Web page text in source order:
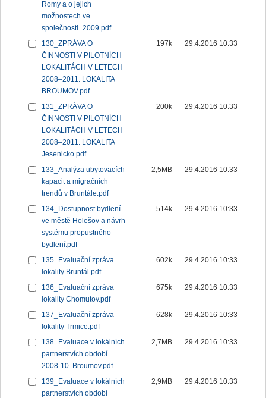
Romy a o jejich
možnostech ve
společnosti_2009.pdf
130_ZPRÁVA O
ČINNOSTI V PILOTNÍCH
LOKALITÁCH V LETECH
2008–2011. LOKALITA
BROUMOV.pdf
197k 29.4.2016 10:33
131_ZPRÁVA O
ČINNOSTI V PILOTNÍCH
LOKALITÁCH V LETECH
2008–2011. LOKALITA
Jesenicko.pdf
200k 29.4.2016 10:33
133_Analýza ubytovacích
kapacit a migračních
trendů v Bruntále.pdf
2,5MB 29.4.2016 10:33
134_Dostupnost bydlení
ve městě Holešov a návrh
systému propustného
bydlení.pdf
514k 29.4.2016 10:33
135_Evaluační zpráva
lokality Bruntál.pdf
602k 29.4.2016 10:33
136_Evaluační zpráva
lokality Chomutov.pdf
675k 29.4.2016 10:33
137_Evaluační zpráva
lokality Trmice.pdf
628k 29.4.2016 10:33
138_Evaluace v lokálních
partnerstvích období
2008-10. Broumov.pdf
2,7MB 29.4.2016 10:33
139_Evaluace v lokálních
partnerstvích období
2,9MB 29.4.2016 10:33